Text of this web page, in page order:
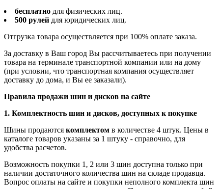
бесплатно для физических лиц.
500 рулей для юридических лиц.
Отгрузка товара осуществляется при 100% оплате заказа.
За доставку в Ваш город Вы рассчитываетесь при получении
товара на терминале транспортной компании или на дому
(при условии, что транспортная компания осуществляет
доставку до дома, и Вы ее заказали).
Правила продажи шин и дисков на сайте
1. Комплектность шин и дисков, доступных к покупке
Шины продаются комплектом в количестве 4 штук. Цены в
каталоге товаров указаны за 1 штуку - справочно, для
удобства расчетов.
Возможность покупки 1, 2 или 3 шин доступна только при
наличии достаточного количества шин на складе продавца.
Вопрос оплаты на сайте и покупки неполного комплекта шин